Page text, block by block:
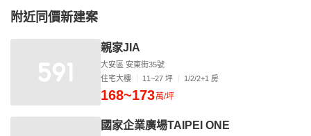
附近同價新建案
親家JIA
大安區 安東街35號
住宅大樓
11~27 坪 1/2/2+1 房
168~173萬/坪
國家企業廣場TAIPEI ONE